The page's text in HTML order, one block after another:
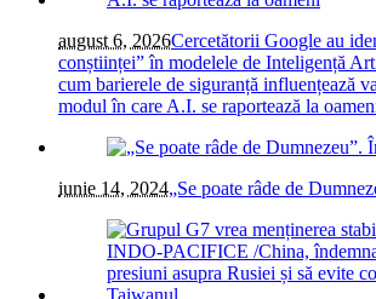
august 6, 2026Cercetătorii Google au
conștiinței” în modelele de Inteligență
cum barierele de siguranță influențează
modul în care A.I. se raportează la
iunie 14, 2024„Se poate râde de